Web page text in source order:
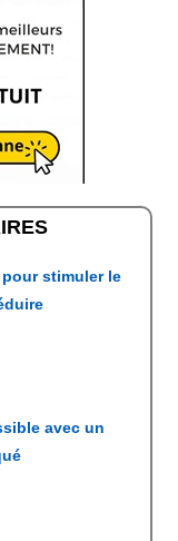
stimuler le
avec un